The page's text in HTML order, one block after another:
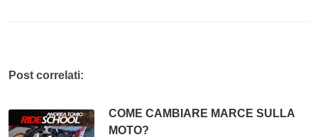
Post correlati:
COME CAMBIARE MARCE SULLA
MOTO?